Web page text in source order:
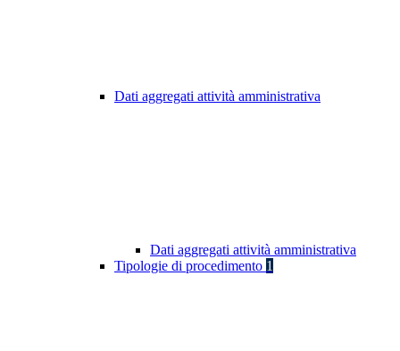
Dati aggregati attività amministrativa
Dati aggregati attività amministrativa
Tipologie di procedimento 1